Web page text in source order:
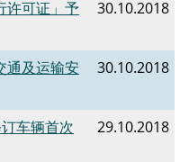
许可证」予
30.10.2018
通及运输安
30.10.2018
车辆首次
29.10.2018